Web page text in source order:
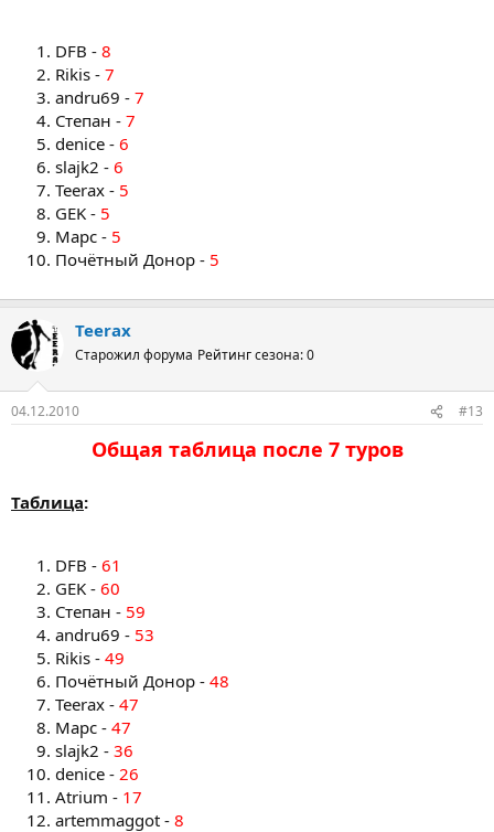
DFB - 8
Rikis - 7
andru69 - 7
Степан - 7
denice - 6
slajk2 - 6
Teerax - 5
GEK - 5
Марс - 5
Почётный Донор - 5
Teerax
Старожил форума Рейтинг сезона: 0
04.12.2010 #13
Общая таблица после 7 туров​
Таблица:
DFB - 61
GEK - 60
Степан - 59
andru69 - 53
Rikis - 49
Почётный Донор - 48
Teerax - 47
Марс - 47
slajk2 - 36
denice - 26
Atrium - 17
artemmaggot - 8